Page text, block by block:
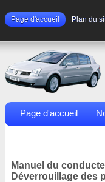
Page d'accueil Plan du
Page d'accueil
Manuel du
Déverrouillage des